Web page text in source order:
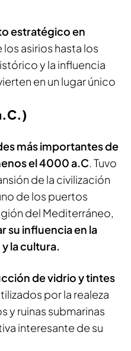
estratégico en
los asirios hasta los
y la influencia
en un lugar único
más importantes de
el 4000 a.C. Tuvo
de la civilización
de los puertos
del Mediterráneo,
su influencia en la
la cultura.
de vidrio y tintes
por la realeza
y ruinas submarinas
interesante de su